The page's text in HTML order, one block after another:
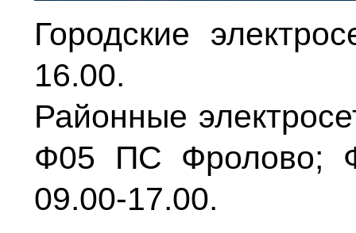
Городские
16.00.
Районные
Ф05 ПС Фролово;
09.00-17.00.